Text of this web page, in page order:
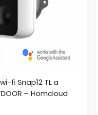
fi Snap12 TL a
– Homcloud